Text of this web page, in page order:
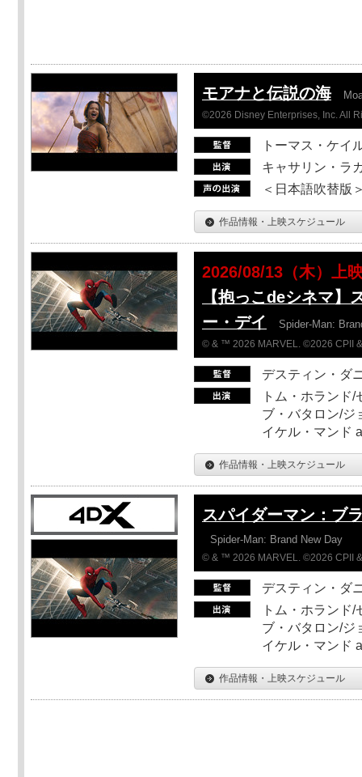
モアナと伝説の海
©2026 Disney Enterprises, Inc. All
トーマス・ケイ
キャサリン・ラ
＜日本語吹替版
作品情報・上映スケジュール
2026/08/13（木）上
【抱っこdeシネマ】
ー・デイ
Spider-Man:
© & ™ 2026 MARVEL. ©2026 CPII
デスティン・ダ
トム・ホランド
ブ・バタロン/ジ
イケル・マンド
作品情報・上映スケジュール
スパイダーマン：ブ
Spider-Man: Brand New Day
© & ™ 2026 MARVEL. ©2026 CPII
デスティン・ダ
トム・ホランド
ブ・バタロン/ジ
イケル・マンド
作品情報・上映スケジュール